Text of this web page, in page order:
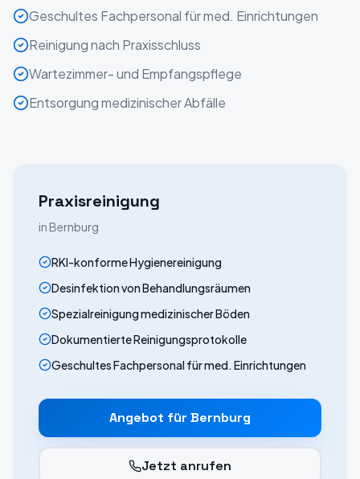
Geschultes Fachpersonal für med. Einrichtungen
Reinigung nach Praxisschluss
Wartezimmer- und Empfangspflege
Entsorgung medizinischer Abfälle
Praxisreinigung
in Bernburg
RKI-konforme Hygienereinigung
Desinfektion von Behandlungsräumen
Spezialreinigung medizinischer Böden
Dokumentierte Reinigungsprotokolle
Geschultes Fachpersonal für med. Einrichtungen
Angebot für Bernburg
Jetzt anrufen